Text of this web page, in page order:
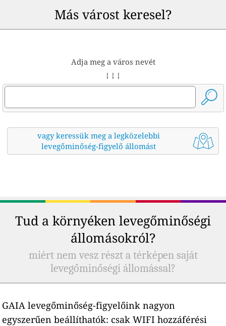
Más várost keresel?
Adja meg a város nevét
↓ ↓ ↓
vagy keressük meg a legközelebbi
levegőminőség-figyelő állomást
Tud a környéken levegőminőségi
állomásokról?
miért nem vesz részt a térképen saját
levegőminőségi állomással?
GAIA levegőminőség-figyelőink nagyon
egyszerűen beállíthatók: csak WIFI hozzáférési